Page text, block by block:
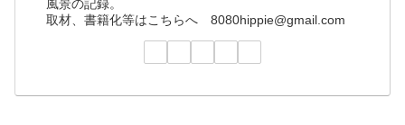
風景の記録。
取材、書籍化等はこちらへ 8080hippie@gmail.com